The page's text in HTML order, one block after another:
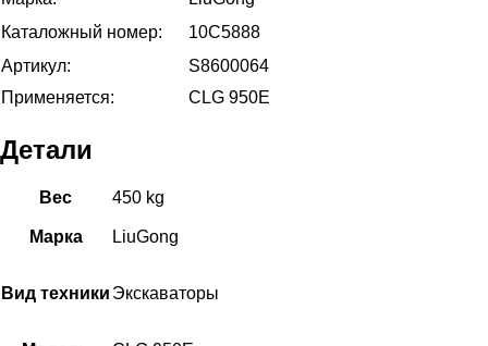
Каталожный номер:
10C5888
Артикул:
S8600064
Применяется:
CLG 950E
Детали
Вес 450 kg
Марка LiuGong
Вид техники Экскаваторы